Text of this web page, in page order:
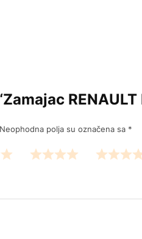
Neophodna polja su označena sa *